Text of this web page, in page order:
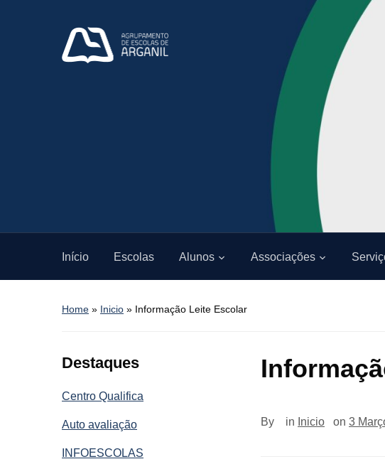
Início Escolas Alunos Associações
Home » Inicio » Informação Leite Escolar
Destaques
Centro Qualifica
Auto avaliação
INFOESCOLAS
By in Inicio on 3